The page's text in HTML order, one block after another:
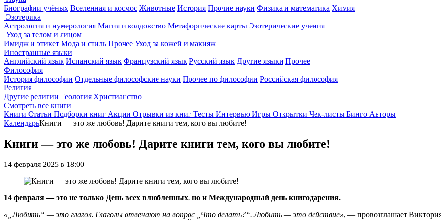
Биографии учёных Вселенная и космос Животные История Прочие науки Физика и математика Химия
Эзотерика
Астрология и нумерология Магия и колдовство Метафорические карты Эзотерические учения
Уход за телом и лицом
Имидж и этикет Мода и стиль Прочее Уход за кожей и макияж
Иностранные языки
Английский язык Испанский язык Французский язык Русский язык Другие языки Прочее
Философия
История философии Отдельные философские науки Прочее по философии Российская философия
Религия
Другие религии Теология Христианство
Смотреть все книги
Книги Статьи Подборки книг Акции Отрывки из книг Тесты Интервью Игры Открытки Чек-листы Бинго Авторы
КалендарьКниги — это же любовь! Дарите книги тем, кого вы любите!
Книги — это же любовь! Дарите книги тем, кого вы любите!
14 февраля 2025 в 18:00
14 февраля — это не только День всех влюбленных, но и Международный день книгодарения.
«„Любить“ — это глагол. Глаголы отвечают на вопрос „Что делать?“. Любить — это действие», — провозглашает